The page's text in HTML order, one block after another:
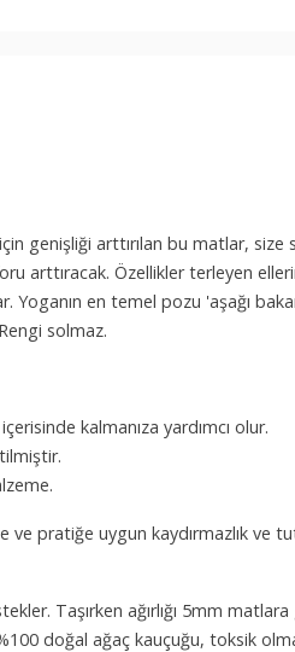
genişliği arttırılan bu matlar,
arttıracak. Özellikler terleyen
en temel pozu 'aşağı
solmaz.
kalmanıza yardımcı olur.
pratiğe uygun kaydırmazlık ve
Taşırken ağırlığı 5mm
doğal ağaç kauçuğu, toksik